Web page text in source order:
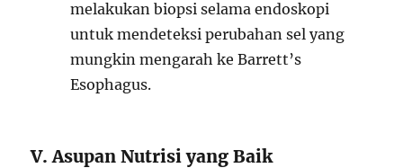
melakukan biopsi selama endoskopi
untuk mendeteksi perubahan sel yang
mungkin mengarah ke Barrett’s
Esophagus.
V. Asupan Nutrisi yang Baik